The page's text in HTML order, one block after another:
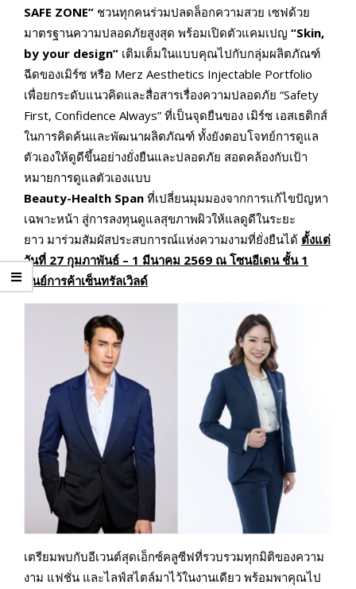
SAFE ZONE” ชวนทุกคนร่วมปลดล็อกความสวย เซฟด้วย
มาตรฐานความปลอดภัยสูงสุด พร้อมเปิดตัวแคมเปญ “Skin,
by your design” เติมเต็มในแบบคุณไปกับกลุ่มผลิตภัณฑ์
ฉีดของเมิร์ซ หรือ Merz Aesthetics Injectable Portfolio
เพื่อยกระดับแนวคิดและสื่อสารเรื่องความปลอดภัย “Safety
First, Confidence Always” ที่เป็นจุดยืนของ เมิร์ซ เอสเธติกส์
ในการคิดค้นและพัฒนาผลิตภัณฑ์ ทั้งยังตอบโจทย์การดูแล
ตัวเองให้ดูดีขึ้นอย่างยั่งยืนและปลอดภัย สอดคล้องกับเป้า
หมายการดูแลตัวเองแบบ
Beauty-Health Span ที่เปลี่ยนมุมมองจากการแก้ไขปัญหา
เฉพาะหน้า สู่การลงทุนดูแลสุขภาพผิวให้แลดูดีในระยะ
ยาว มาร่วมสัมผัสประสบการณ์แห่งความงามที่ยั่งยืนได้ ตั้งแต่
วันที่ 27 กุมภาพันธ์ – 1 มีนาคม 2569 ณ โซนอีเดน ชั้น 1
ศูนย์การค้าเซ็นทรัลเวิลด์
เตรียมพบกับอีเวนต์สุดเอ็กซ์คลูซีฟที่รวบรวมทุกมิติของความ
งาม แฟชั่น และไลฟ์สไตล์มาไว้ในงานเดียว พร้อมพาคุณไป